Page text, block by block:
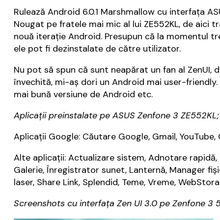
Rulează Android 6.0.1 Marshmallow cu interfața
Nougat pe fratele mai mic al lui ZE552KL, de aici
nouă iterație Android. Presupun că la momentul
ele pot fi dezinstalate de către utilizator.
Nu pot să spun că sunt neapărat un fan al
învechită, mi-aș dori un Android mai user-
mai bună versiune de Android etc.
Aplicații preinstalate pe ASUS Zenfone 3 ZE552KL;
Aplicații Google: Căutare Google, Gmail,
Alte aplicații: Actualizare sistem, Adnotare
Galerie, Înregistrator sunet, Lanternă, Manager
laser, Share Link, Splendid, Teme, Vreme,
Screenshots cu interfața Zen UI 3.0 pe Zenfone 3